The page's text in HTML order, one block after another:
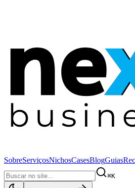
SobreServiçosNichosCasesBlogGuias
⌘K